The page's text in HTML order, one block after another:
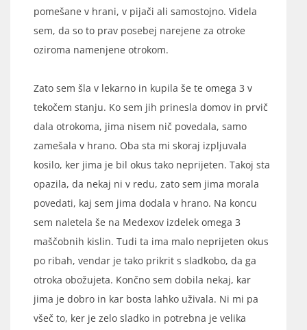
pomešane v hrani, v pijači ali samostojno. Videla
sem, da so to prav posebej narejene za otroke
oziroma namenjene otrokom.
Zato sem šla v lekarno in kupila še te omega 3 v
tekočem stanju. Ko sem jih prinesla domov in prvič
dala otrokoma, jima nisem nič povedala, samo
zamešala v hrano. Oba sta mi skoraj izpljuvala
kosilo, ker jima je bil okus tako neprijeten. Takoj sta
opazila, da nekaj ni v redu, zato sem jima morala
povedati, kaj sem jima dodala v hrano. Na koncu
sem naletela še na Medexov izdelek omega 3
maščobnih kislin. Tudi ta ima malo neprijeten okus
po ribah, vendar je tako prikrit s sladkobo, da ga
otroka obožujeta. Končno sem dobila nekaj, kar
jima je dobro in kar bosta lahko uživala. Ni mi pa
všeč to, ker je zelo sladko in potrebna je velika